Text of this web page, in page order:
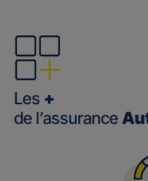
Les +
de l’assurance